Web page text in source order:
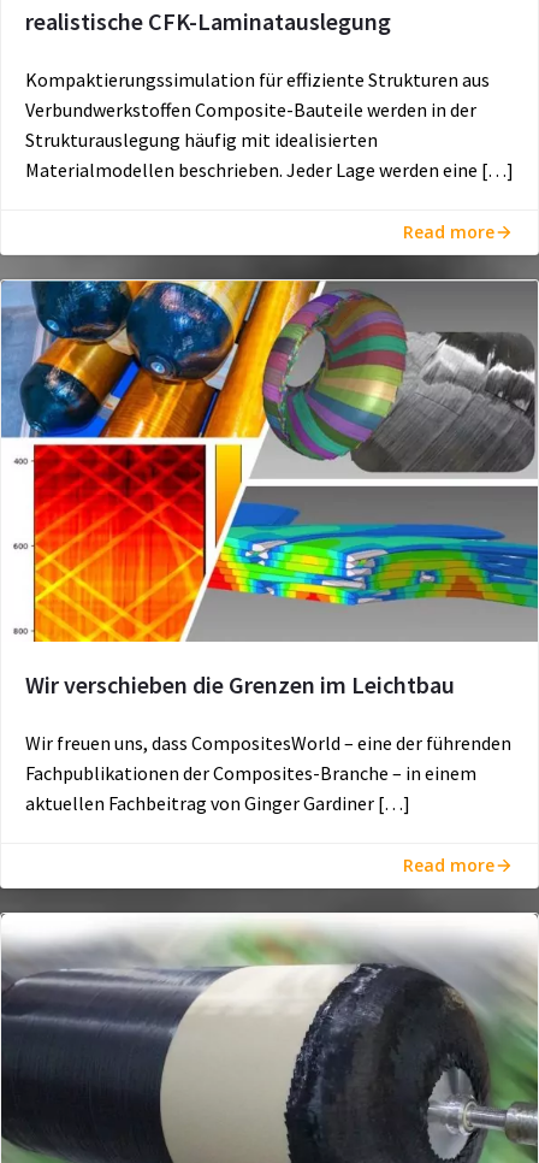
realistische CFK-Laminatauslegung
Kompaktierungssimulation für effiziente Strukturen aus
Verbundwerkstoffen Composite-Bauteile werden in der
Strukturauslegung häufig mit idealisierten
Materialmodellen beschrieben. Jeder Lage werden eine […]
Read more
Wir verschieben die Grenzen im Leichtbau
Wir freuen uns, dass CompositesWorld – eine der führenden
Fachpublikationen der Composites-Branche – in einem
aktuellen Fachbeitrag von Ginger Gardiner […]
Read more